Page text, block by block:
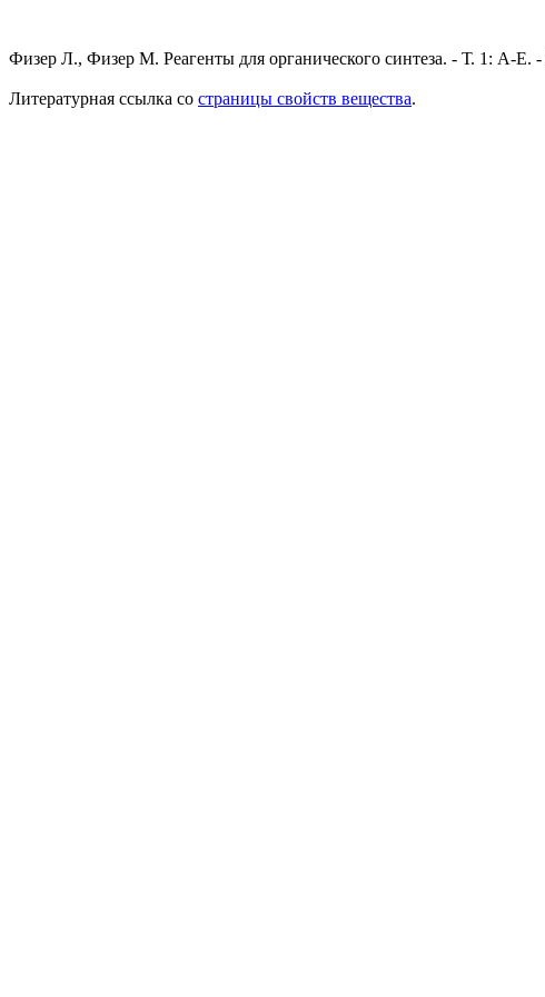
Физер Л., Физер М. Реагенты для органического синтеза. - Т. 1: А-Е.
Литературная ссылка со страницы свойств вещества.